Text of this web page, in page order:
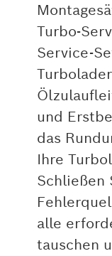
Turbo-
Service-
und
das
Ihre
Schließen
alle
tauschen